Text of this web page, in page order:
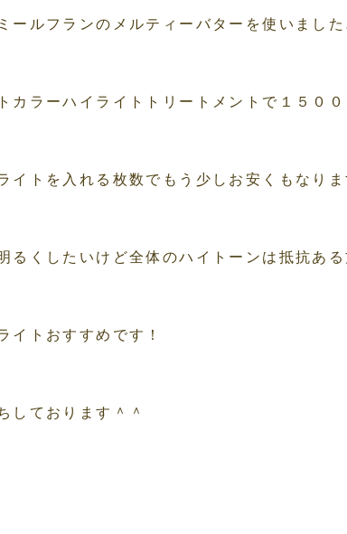
ールフランのメルティーバターを使いました
カラーハイライトトリートメントで１５０
イトを入れる枚数でもう少しお安くもなりま
るくしたいけど全体のハイトーンは抵抗ある
イトおすすめです！
しております＾＾